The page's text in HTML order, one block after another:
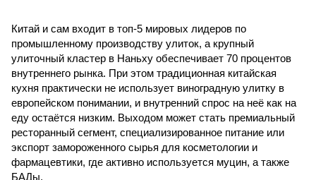
Китай и сам входит в топ-5 мировых лидеров по
промышленному производству улиток, а крупный
улиточный кластер в Наньху обеспечивает 70 процентов
внутреннего рынка. При этом традиционная китайская
кухня практически не использует виноградную улитку в
европейском понимании, и внутренний спрос на неё как на
еду остаётся низким. Выходом может стать премиальный
ресторанный сегмент, специализированное питание или
экспорт замороженного сырья для косметологии и
фармацевтики, где активно используется муцин, а также
БАДы.